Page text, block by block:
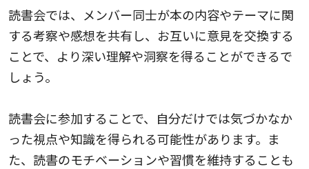
読書会では、メンバー同士が本の内容やテーマに関
する考察や感想を共有し、お互いに意見を交換する
ことで、より深い理解や洞察を得ることができるで
しょう。
読書会に参加することで、自分だけでは気づかなか
った視点や知識を得られる可能性があります。ま
た、読書のモチベーションや習慣を維持することも